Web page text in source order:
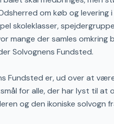
om køb og
skoleklasser,
mange der samles
Solvognens Fundsted.
Fundsted er, ud over at
for alle, der har lyst til at
og den ikoniske solvogn